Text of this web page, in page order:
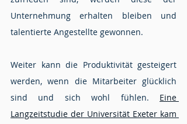
Unternehmung erhalten bleiben und
talentierte Angestellte gewonnen.
Weiter kann die Produktivität gesteigert
werden, wenn die Mitarbeiter glücklich
sind und sich wohl fühlen. Eine
Langzeitstudie der Universität Exeter kam